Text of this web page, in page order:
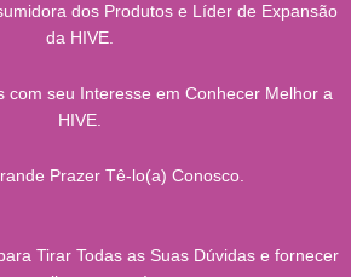
dos Produtos e Líder de Expansão
da HIVE.
com seu Interesse em Conhecer Melhor a
HIVE.
Prazer Tê-lo(a) Conosco.
Tirar Todas as Suas Dúvidas e fornecer